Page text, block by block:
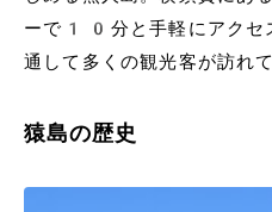
ーで10分と手軽にアクセ
通して多くの観光客が訪れ
猿島の歴史